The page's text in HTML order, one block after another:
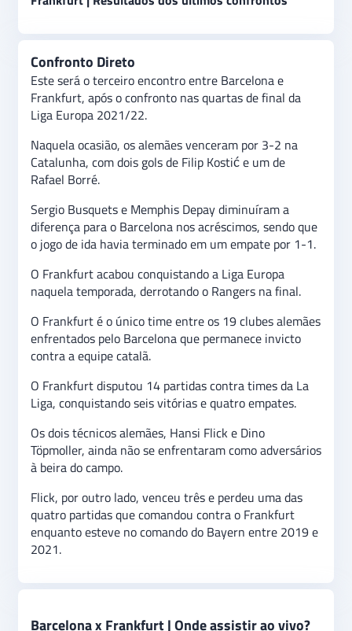
Confronto Direto
Este será o terceiro encontro entre Barcelona e
Frankfurt, após o confronto nas quartas de final da
Liga Europa 2021/22.
Naquela ocasião, os alemães venceram por 3-2 na
Catalunha, com dois gols de Filip Kostić e um de
Rafael Borré.
Sergio Busquets e Memphis Depay diminuíram a
diferença para o Barcelona nos acréscimos, sendo que
o jogo de ida havia terminado em um empate por 1-1.
O Frankfurt acabou conquistando a Liga Europa
naquela temporada, derrotando o Rangers na final.
O Frankfurt é o único time entre os 19 clubes alemães
enfrentados pelo Barcelona que permanece invicto
contra a equipe catalã.
O Frankfurt disputou 14 partidas contra times da La
Liga, conquistando seis vitórias e quatro empates.
Os dois técnicos alemães, Hansi Flick e Dino
Töpmoller, ainda não se enfrentaram como adversários
à beira do campo.
Flick, por outro lado, venceu três e perdeu uma das
quatro partidas que comandou contra o Frankfurt
enquanto esteve no comando do Bayern entre 2019 e
2021.
Barcelona x Frankfurt | Onde assistir ao vivo?